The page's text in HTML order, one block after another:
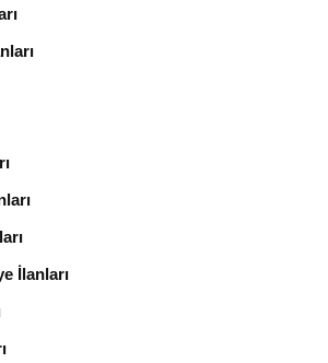
İlanları